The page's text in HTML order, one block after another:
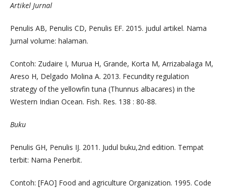
Artikel Jurnal
Penulis AB, Penulis CD, Penulis EF. 2015. judul artikel. Nama
Jurnal volume: halaman.
Contoh: Zudaire I, Murua H, Grande, Korta M, Arrizabalaga M,
Areso H, Delgado Molina A. 2013. Fecundity regulation
strategy of the yellowfin tuna (Thunnus albacares) in the
Western Indian Ocean. Fish. Res. 138 : 80-88.
Buku
Penulis GH, Penulis IJ. 2011. Judul buku,2nd edition. Tempat
terbit: Nama Penerbit.
Contoh: [FAO] Food and agriculture Organization. 1995. Code